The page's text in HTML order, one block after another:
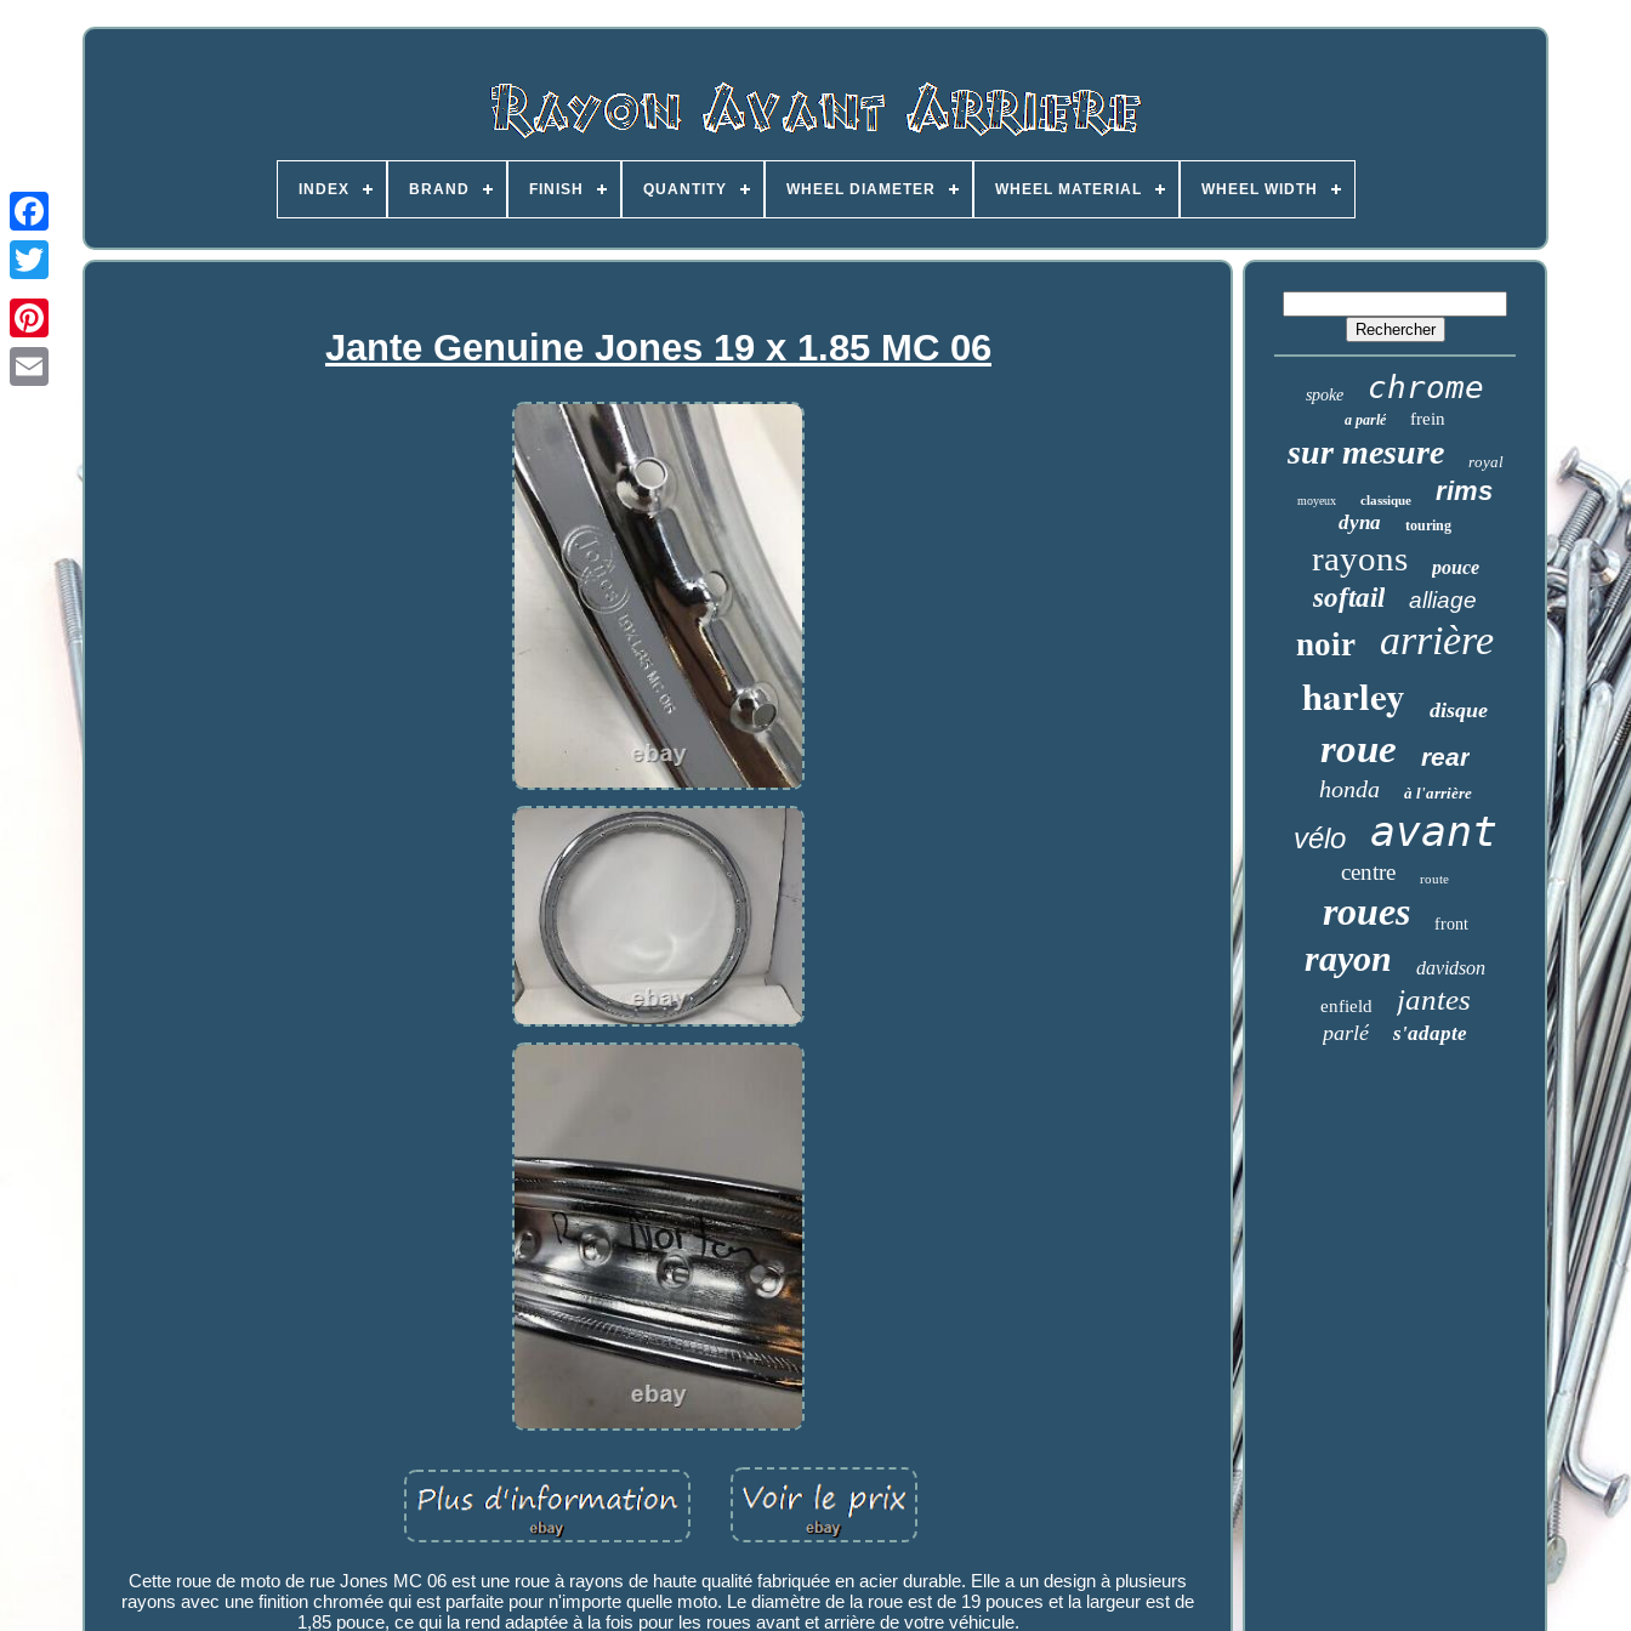
INDEX BRAND FINISH QUANTITY WHEEL DIAMETER WHEEL MATERIAL WHEEL WIDTH
Jante Genuine Jones 19 x 1.85 MC 06
Cette roue de moto de rue Jones MC 06 est une roue à rayons de haute qualité fabriquée en acier durable. Elle a un design à plusieurs
rayons avec une finition chromée qui est parfaite pour n'importe quelle moto. Le diamètre de la roue est de 19 pouces et la largeur est de
1,85 pouce, ce qui la rend adaptée à la fois pour les roues avant et arrière de votre véhicule.
spoke chrome
a parlé frein
sur mesure royal
moyeux classique rims
dyna touring
rayons pouce
softail alliage
noir arrière
harley disque
roue rear
honda à l'arrière
vélo avant
centre route
roues front
rayon davidson
enfield jantes
parlé s'adapte